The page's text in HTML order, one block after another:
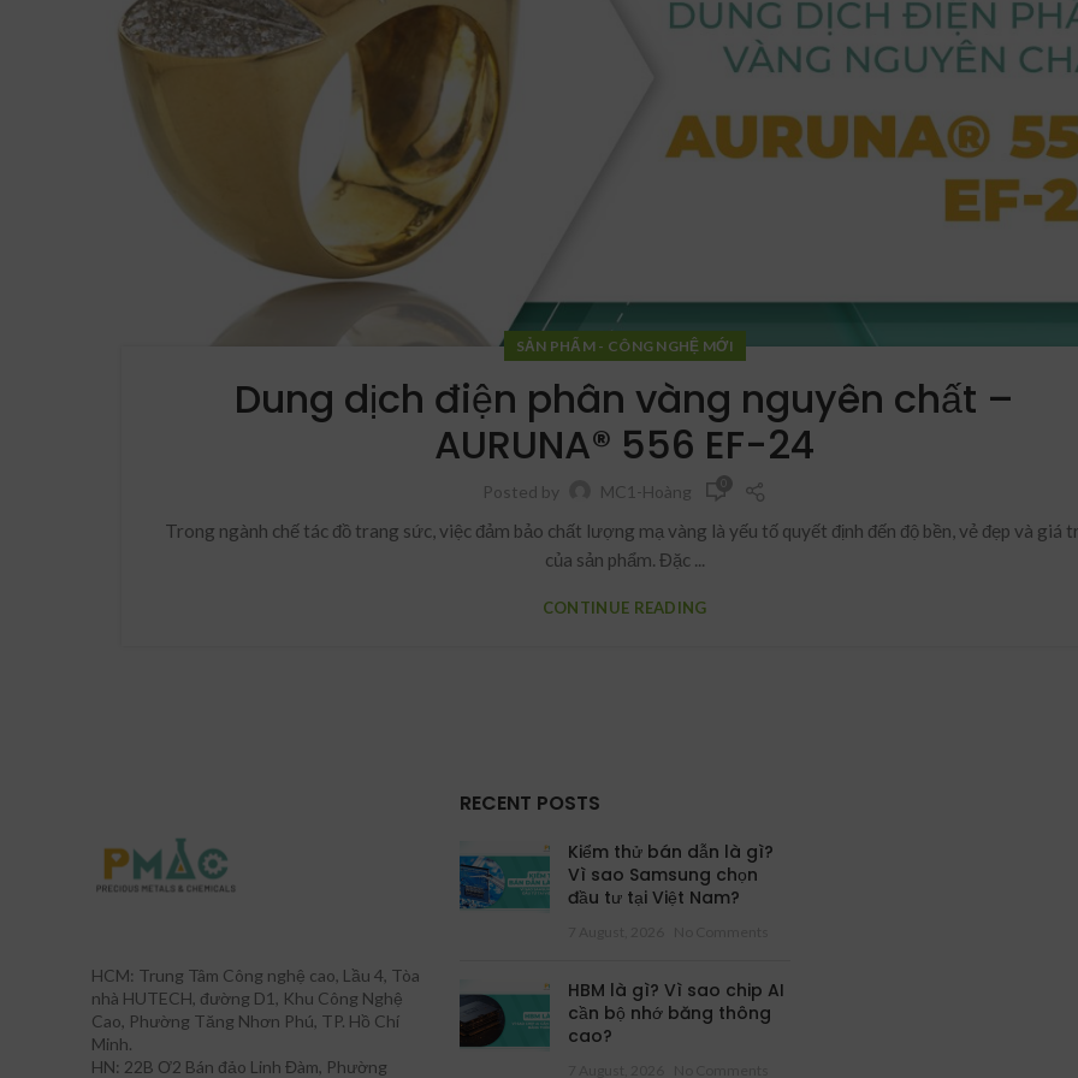
SẢN PHẨM - CÔNG NGHỆ MỚI
Dung dịch điện phân vàng nguyên chất –
AURUNA® 556 EF-24
Posted by MC1-Hoàng
Trong ngành chế tác đồ trang sức, việc đảm bảo chất lượng mạ vàng là yếu tố quyết định đến độ bền, vẻ đẹp và giá
của sản phẩm. Đặc ...
CONTINUE READING
HCM: Trung Tâm Công nghệ cao, Lầu 4, Tòa
nhà HUTECH, đường D1, Khu Công Nghệ
Cao, Phường Tăng Nhơn Phú, TP. Hồ Chí
Minh.
HN: 22B Ơ2 Bán đảo Linh Đàm, Phường
RECENT POSTS
Kiểm thử bán dẫn là gì?
Vì sao Samsung chọn
đầu tư tại Việt Nam?
HBM là gì? Vì sao chip AI
cần bộ nhớ băng thông
cao?